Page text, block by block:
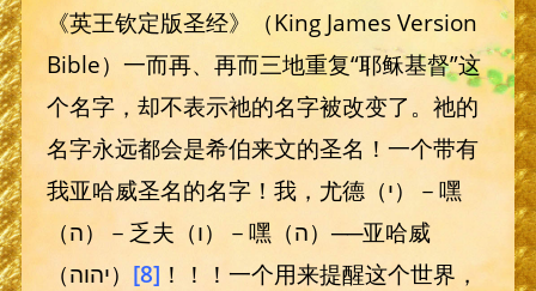
《英王钦定版圣经》（King James Version
Bible）一而再、再而三地重复“耶稣基督”这
个名字，却不表示祂的名字被改变了。祂的
名字永远都会是希伯来文的圣名！一个带有
我亚哈威圣名的名字！我，尤德（י）－嘿
（ה）－乏夫（ו）－嘿（ה）──亚哈威
（יהוה）
[8] ！！！一个用来提醒这个世界，